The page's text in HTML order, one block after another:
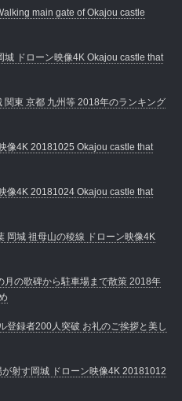
main gate of Okajou castle
ドローン映像4K Okajou castle that
関東 京都 九州等 2018年のランキング
像4K 20181025 Okajou castle that
像4K 20181024 Okajou castle that
岡城 祖母山の稜線 ドローン映像4K
の歌碑から駐車場まで散策 2018年
登録者200人突破 お礼のご挨拶と美し
射す岡城 ドローン映像4K 20181012